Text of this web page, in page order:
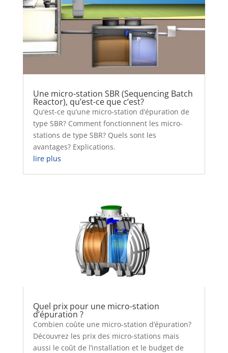
Une micro-station SBR (Sequencing Batch
Reactor), qu’est-ce que c’est?
Qu’est-ce qu’une micro-station d’épuration de
type SBR? Comment fonctionnent les micro-
stations de type SBR? Quels sont les
avantages? Explications.
lire plus
Quel prix pour une micro-station
d’épuration ?
Combien coûte une micro-station d’épuration?
Découvrez les prix des micro-stations mais
aussi le coût de l’installation et le budget de